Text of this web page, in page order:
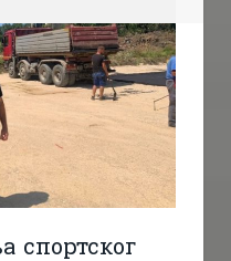
спортског